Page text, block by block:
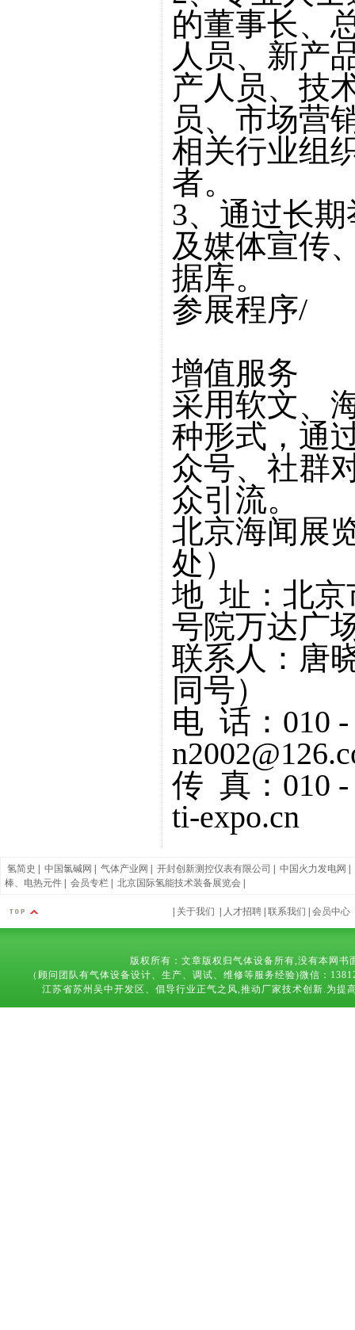
的董事长、
人员、新产
产人员、技
员、市场营
相关行业组
者。
3、通过长
及媒体宣传
据库。
参展程序/
增值服务
采用软文、
种形式，通
众号、社群
众引流。
北京海闻展
处）
地 址：北京
号院万达广
联系人：唐
同号）
电 话：010
传 真：010
ti-expo.cn
氢简史 中国氯碱网 气体产业网 开封创新测控仪表有限公司 中国火力发电网
棒、电热元件
会员专栏 北京国际氢能技术装备展览会
关于我们 人才招聘 联系我们 会员中心
版权所有：文章版权归气体设备所有,没有本网
（顾问团队有气体设备设计、生产、调试、维修等服务经验)微信：
江苏省苏州吴中开发区、倡导行业正气之风,推动厂家技术创新.为提